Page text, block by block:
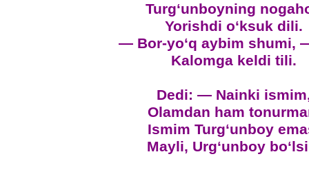
Turg‘unboyning
Yorishdi o‘ksuk dili.
— Bor-yo‘q aybim shumi,
Kalomga keldi tili.
Dedi: — Nainki
Olamdan ham
Ismim Turg‘unboy
Mayli, Urg‘unboy